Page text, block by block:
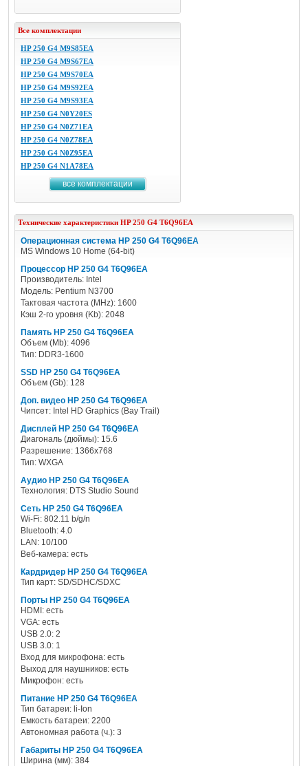
Все комплектации
HP 250 G4 M9S85EA
HP 250 G4 M9S67EA
HP 250 G4 M9S70EA
HP 250 G4 M9S92EA
HP 250 G4 M9S93EA
HP 250 G4 N0Y20ES
HP 250 G4 N0Z71EA
HP 250 G4 N0Z78EA
HP 250 G4 N0Z95EA
HP 250 G4 N1A78EA
все комплектации
Технические характеристики HP 250 G4 T6Q96EA
Операционная система HP 250 G4 T6Q96EA
MS Windows 10 Home (64-bit)
Процессор HP 250 G4 T6Q96EA
Производитель: Intel
Модель: Pentium N3700
Тактовая частота (MHz): 1600
Кэш 2-го уровня (Kb): 2048
Память HP 250 G4 T6Q96EA
Объем (Mb): 4096
Тип: DDR3-1600
SSD HP 250 G4 T6Q96EA
Объем (Gb): 128
Доп. видео HP 250 G4 T6Q96EA
Чипсет: Intel HD Graphics (Bay Trail)
Дисплей HP 250 G4 T6Q96EA
Диагональ (дюймы): 15.6
Разрешение: 1366x768
Тип: WXGA
Аудио HP 250 G4 T6Q96EA
Технология: DTS Studio Sound
Сеть HP 250 G4 T6Q96EA
Wi-Fi: 802.11 b/g/n
Bluetooth: 4.0
LAN: 10/100
Веб-камера: есть
Кардридер HP 250 G4 T6Q96EA
Тип карт: SD/SDHC/SDXC
Порты HP 250 G4 T6Q96EA
HDMI: есть
VGA: есть
USB 2.0: 2
USB 3.0: 1
Вход для микрофона: есть
Выход для наушников: есть
Микрофон: есть
Питание HP 250 G4 T6Q96EA
Тип батареи: li-Ion
Емкость батареи: 2200
Автономная работа (ч.): 3
Габариты HP 250 G4 T6Q96EA
Ширина (мм): 384